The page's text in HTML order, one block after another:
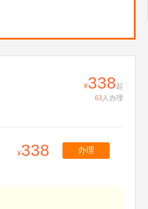
338起
63人办理
338 办理